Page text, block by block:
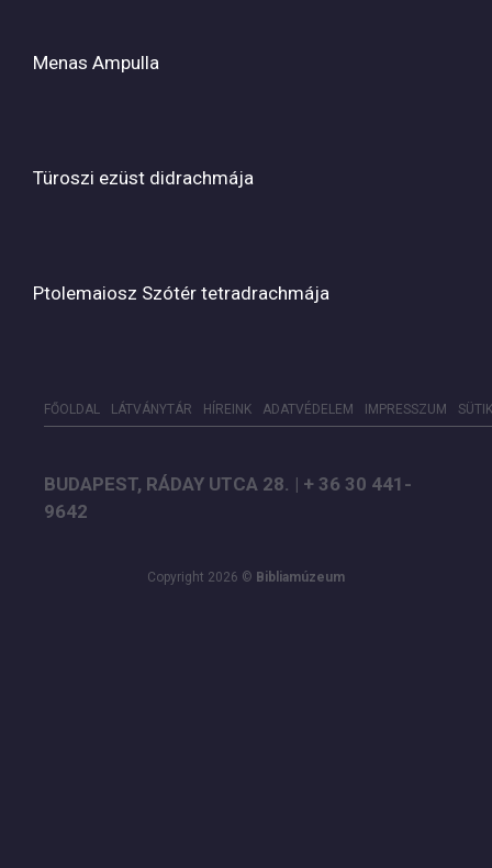
Menas Ampulla
Türoszi ezüst didrachmája
Ptolemaiosz Szótér tetradrachmája
FŐOLDAL LÁTVÁNYTÁR HÍREINK ADATVÉDELEM IMPRESSZUM
BUDAPEST, RÁDAY UTCA 28. | + 36 30 441-
9642
Copyright 2026 © Bibliamúzeum